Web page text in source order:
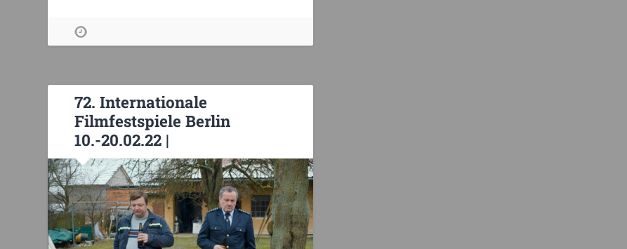
72. Internationale
Filmfestspiele Berlin
10.-20.02.22 |